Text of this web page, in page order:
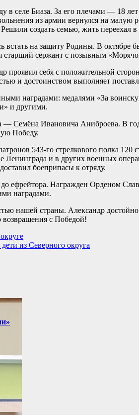
в селе Биаза. За его плечами — 18
из армии вернулся на
создать семью, жить переехал
на защиту Родины. В октябре
сержант с позывным
проявил себя с положительной
и достоинством выполняет
наградами: медалями «За
и другими.
— Семёна Ивановича Аниброева. В
Победу.
543-го стрелкового полка
Ленинграда и в других военных
боеприпасы к отряду.
ефрейтора. Награжден Орденом
наградами.
нашей страны. Александр
с Победой!
из Северного округа